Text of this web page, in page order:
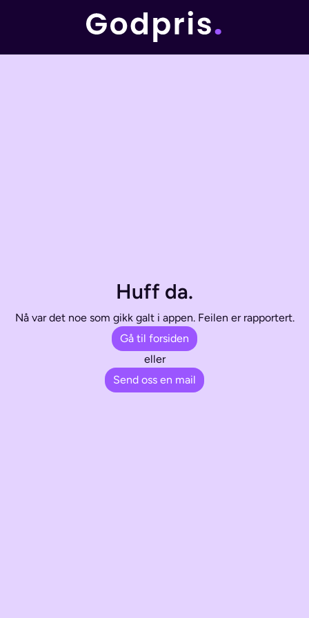
Huff da.
Nå var det noe som gikk galt i appen. Feilen er rapportert.
Gå til forsiden
eller
Send oss en mail